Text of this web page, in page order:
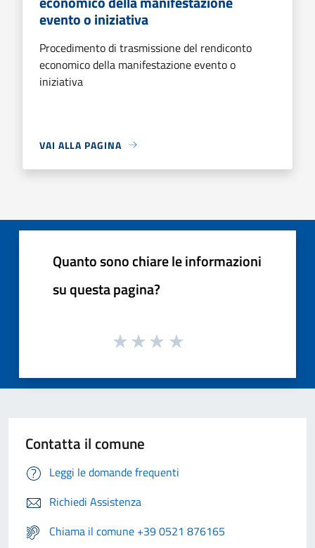
evento o iniziativa
Procedimento di trasmissione del rendiconto
economico della manifestazione evento o
iniziativa
VAI ALLA PAGINA
Quanto sono chiare le informazioni
su questa pagina?
Contatta il comune
Leggi le domande frequenti
Richiedi Assistenza
Chiama il comune +39 0521 876165